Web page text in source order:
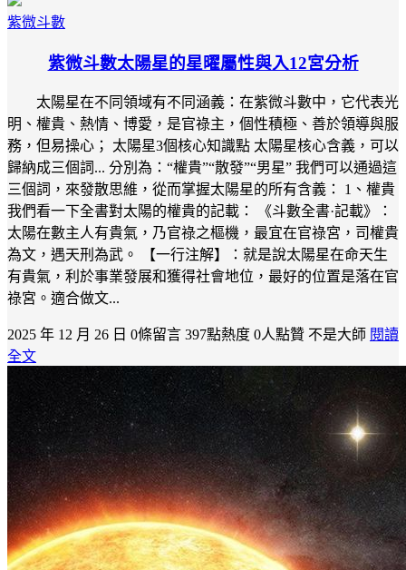
紫微斗數
紫微斗數太陽星的星曜屬性與入12宮分析
太陽星在不同領域有不同涵義：在紫微斗數中，它代表光
明、權貴、熱情、博愛，是官祿主，個性積極、善於領導與服
務，但易操心； 太陽星3個核心知識點 太陽星核心含義，可以
歸納成三個詞... 分別為：“權貴”“散發”“男星” 我們可以通過這
三個詞，來發散思維，從而掌握太陽星的所有含義： 1、權貴
我們看一下全書對太陽的權貴的記載： 《斗數全書·記載》：
太陽在數主人有貴氣，乃官祿之樞機，最宜在官祿宮，司權貴
為文，遇天刑為武。 【一行注解】：就是說太陽星在命天生
有貴氣，利於事業發展和獲得社會地位，最好的位置是落在官
祿宮。適合做文...
2025 年 12 月 26 日 0條留言 397點熱度 0人點贊 不是大師 閱讀
全文